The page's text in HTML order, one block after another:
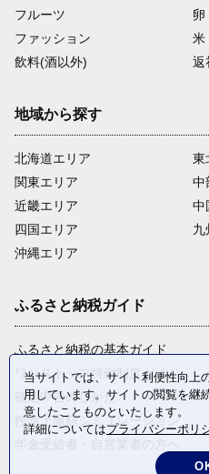
フルーツ
卵
ファッション
米
飲料(酒以外)
返
地域から探す
北海道エリア
関東エリア
近畿エリア
四国エリア
沖縄エリア
東
中
中
九
ふるさと納税ガイド
ふるさと納税の基本ガイド
ワンストップ特例制度ガイド
確定申告のしかた
控除上限額シミュレーション
当サイトでは、サイト利便性向上
用しています。サイトの閲覧を継
意したことものといたします。
詳細についてはプライバシーポリ